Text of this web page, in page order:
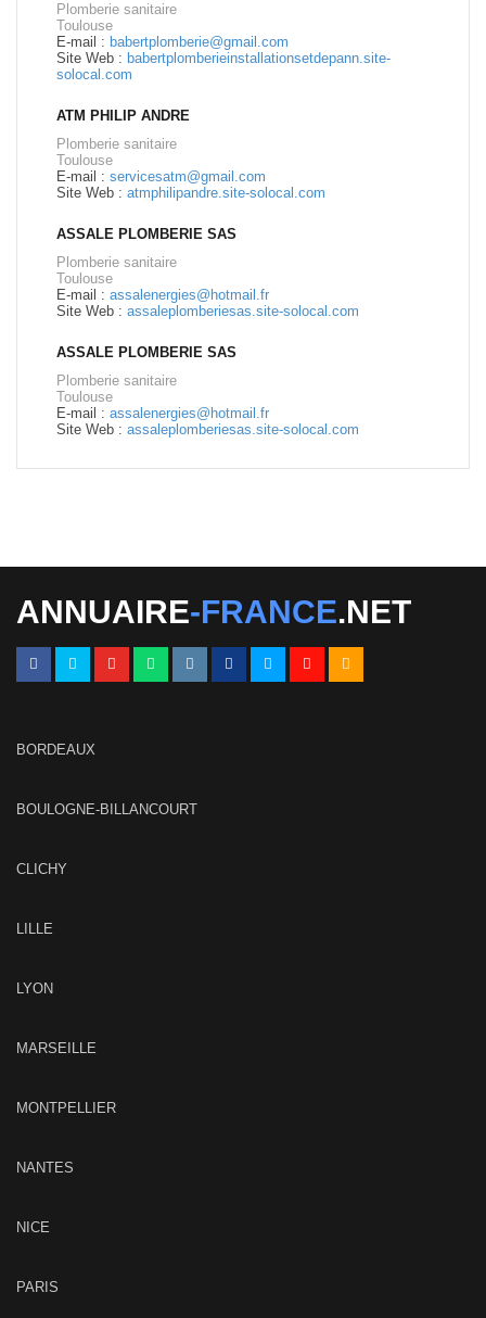
Plomberie sanitaire
Toulouse
E-mail : babertplomberie@gmail.com
Site Web : babertplomberieinstallationsetdepann.site-
solocal.com
ATM PHILIP ANDRE
Plomberie sanitaire
Toulouse
E-mail : servicesatm@gmail.com
Site Web : atmphilipandre.site-solocal.com
ASSALE PLOMBERIE SAS
Plomberie sanitaire
Toulouse
E-mail : assalenergies@hotmail.fr
Site Web : assaleplomberiesas.site-solocal.com
ASSALE PLOMBERIE SAS
Plomberie sanitaire
Toulouse
E-mail : assalenergies@hotmail.fr
Site Web : assaleplomberiesas.site-solocal.com
ANNUAIRE-FRANCE.NET
BORDEAUX
BOULOGNE-BILLANCOURT
CLICHY
LILLE
LYON
MARSEILLE
MONTPELLIER
NANTES
NICE
PARIS